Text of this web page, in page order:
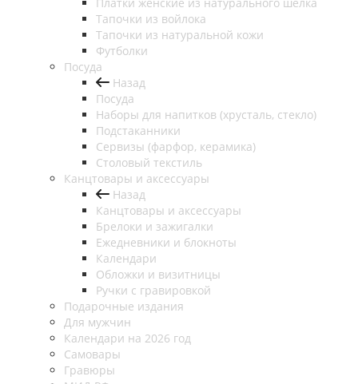
Тапочки из войлока
Тапочки из натуральной кожи
Футболки
Посуда
Назад
Посуда
Наборы для напитков (хрусталь, стекло)
Подстаканники
Сервизы (фарфор, керамика)
Столовый текстиль
Канцтовары и аксессуары
Назад
Канцтовары и аксессуары
Брелоки и зажигалки
Ежедневники и блокноты
Календари
Обложки и визитницы
Ручки с гравировкой
Подарочные издания
Для мужчин
Календари на 2026 год
Самовары
Гравюры